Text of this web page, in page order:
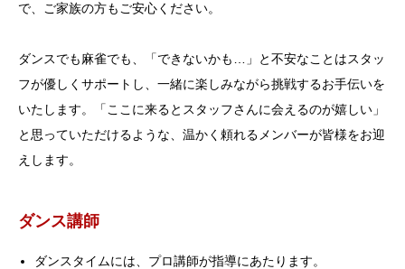
で、ご家族の方もご安心ください。
ダンスでも麻雀でも、「できないかも…」と不安なことはスタッ
フが優しくサポートし、一緒に楽しみながら挑戦するお手伝いを
いたします。「ここに来るとスタッフさんに会えるのが嬉しい」
と思っていただけるような、温かく頼れるメンバーが皆様をお迎
えします。
ダンス講師
ダンスタイムには、プロ講師が指導にあたります。